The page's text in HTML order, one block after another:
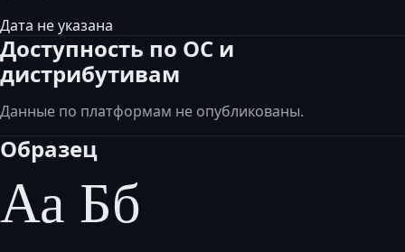
Дата не указана
Доступность по ОС и
дистрибутивам
Данные по платформам не опубликованы.
Образец
Аа Бб